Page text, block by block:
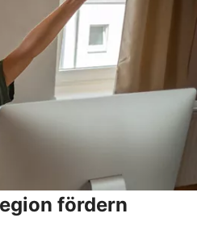
fördern